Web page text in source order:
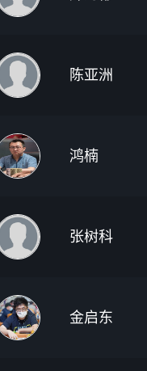
陈亚洲
鸿楠
张树科
金启东